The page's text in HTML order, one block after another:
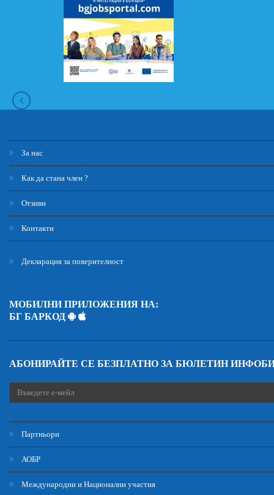
За нас
Как да стана член ?
Отзиви
Контакти
Декларация за поверителност
МОБИЛНИ ПРИЛОЖЕНИЯ НА:
БГ БАРКОД
АБОНИРАЙТЕ СЕ БЕЗПЛАТНО ЗА БЮЛЕТИН
Партньори
АОБР
Международни и Национални участия